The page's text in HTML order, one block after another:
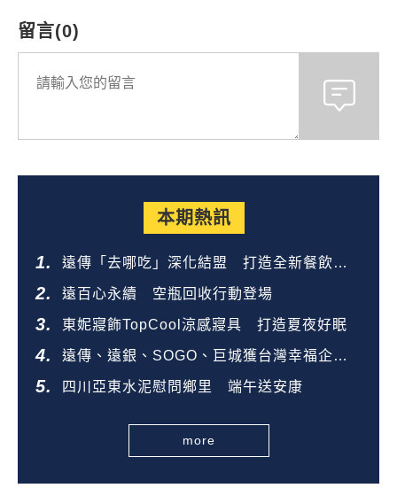
留言(0)
本期熱訊
遠傳「去哪吃」深化結盟 打造全新餐飲生
態圈
遠百心永續 空瓶回收行動登場
東妮寢飾TopCool涼感寢具 打造夏夜好眠
遠傳、遠銀、SOGO、巨城獲台灣幸福企業
金獎
四川亞東水泥慰問鄉里 端午送安康
more